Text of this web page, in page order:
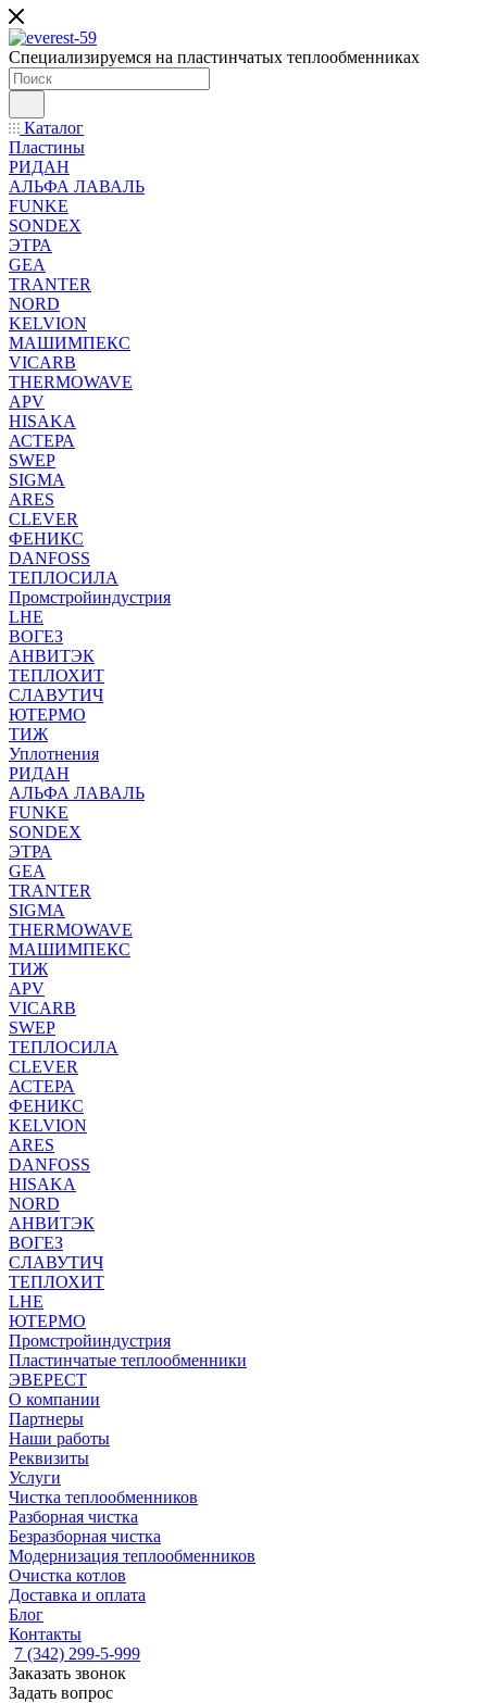
Специализируемся на пластинчатых теплообменниках
Каталог
Пластины
РИДАН
АЛЬФА ЛАВАЛЬ
FUNKE
SONDEX
ЭТРА
GEA
TRANTER
NORD
KELVION
МАШИМПЕКС
VICARB
THERMOWAVE
APV
HISAKA
АСТЕРА
SWEP
SIGMA
ARES
CLEVER
ФЕНИКС
DANFOSS
ТЕПЛОСИЛА
Промстройиндустрия
LHE
ВОГЕЗ
АНВИТЭК
ТЕПЛОХИТ
СЛАВУТИЧ
ЮТЕРМО
ТИЖ
Уплотнения
РИДАН
АЛЬФА ЛАВАЛЬ
FUNKE
SONDEX
ЭТРА
GEA
TRANTER
SIGMA
THERMOWAVE
МАШИМПЕКС
ТИЖ
APV
VICARB
SWEP
ТЕПЛОСИЛА
CLEVER
АСТЕРА
ФЕНИКС
KELVION
ARES
DANFOSS
HISAKA
NORD
АНВИТЭК
ВОГЕЗ
СЛАВУТИЧ
ТЕПЛОХИТ
LHE
ЮТЕРМО
Промстройиндустрия
Пластинчатые теплообменники
ЭВЕРЕСТ
О компании
Партнеры
Наши работы
Реквизиты
Услуги
Чистка теплообменников
Разборная чистка
Безразборная чистка
Модернизация теплообменников
Очистка котлов
Доставка и оплата
Блог
Контакты
7 (342) 299-5-999
Заказать звонок
Задать вопрос